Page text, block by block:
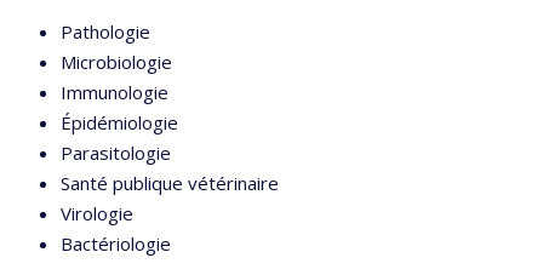
Pathologie
Microbiologie
Immunologie
Épidémiologie
Parasitologie
Santé publique vétérinaire
Virologie
Bactériologie